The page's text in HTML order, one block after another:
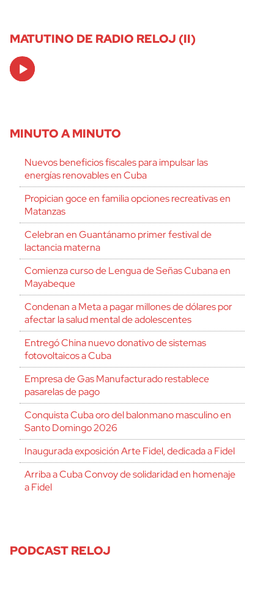
MATUTINO DE RADIO RELOJ (II)
Audio
Player
MINUTO A MINUTO
Nuevos beneficios fiscales para impulsar las
energías renovables en Cuba
Propician goce en familia opciones recreativas en
Matanzas
Celebran en Guantánamo primer festival de
lactancia materna
Comienza curso de Lengua de Señas Cubana en
Mayabeque
Condenan a Meta a pagar millones de dólares por
afectar la salud mental de adolescentes
Entregó China nuevo donativo de sistemas
fotovoltaicos a Cuba
Empresa de Gas Manufacturado restablece
pasarelas de pago
Conquista Cuba oro del balonmano masculino en
Santo Domingo 2026
Inaugurada exposición Arte Fidel, dedicada a Fidel
Arriba a Cuba Convoy de solidaridad en homenaje
a Fidel
PODCAST RELOJ